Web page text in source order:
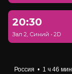
20:30
Зал 2, Синий • 2D
Россия • 1 ч 46 мин